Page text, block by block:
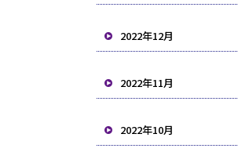
2022年12月
2022年11月
2022年10月